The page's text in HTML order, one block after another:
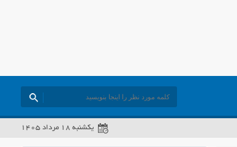
یکشنبه ۱۸ مرداد ۱۴۰۵